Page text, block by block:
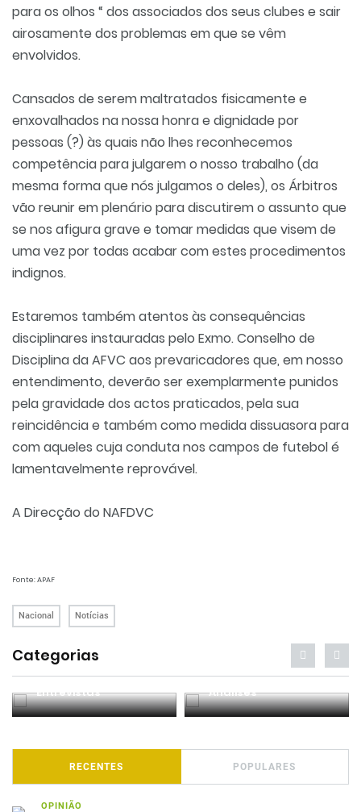
para os olhos “ dos associados dos seus clubes e sair
airosamente dos problemas em que se vêm
envolvidos.
Cansados de serem maltratados fisicamente e
enxovalhados na nossa honra e dignidade por
pessoas (?) às quais não lhes reconhecemos
competência para julgarem o nosso trabalho (da
mesma forma que nós julgamos o deles), os Árbitros
vão reunir em plenário para discutirem o assunto que
se nos afigura grave e tomar medidas que visem de
uma vez por todas acabar com estes procedimentos
indignos.
Estaremos também atentos às consequências
disciplinares instauradas pelo Exmo. Conselho de
Disciplina da AFVC aos prevaricadores que, em nosso
entendimento, deverão ser exemplarmente punidos
pela gravidade dos actos praticados, pela sua
reincidência e também como medida dissuasora para
com aqueles cuja conduta nos campos de futebol é
lamentavelmente reprovável.
A Direcção do NAFDVC
Fonte: APAF
Nacional Notícias
Categorias
Entrevistas Análises
RECENTES POPULARES
OPINIÃO